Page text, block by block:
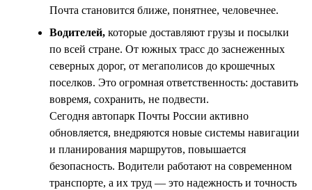
Почта становится ближе, понятнее, человечнее.
Водителей, которые доставляют грузы и посылки
по всей стране. От южных трасс до заснеженных
северных дорог, от мегаполисов до крошечных
поселков. Это огромная ответственность: доставить
вовремя, сохранить, не подвести.
Сегодня автопарк Почты России активно
обновляется, внедряются новые системы навигации
и планирования маршрутов, повышается
безопасность. Водители работают на современном
транспорте, а их труд — это надежность и точность